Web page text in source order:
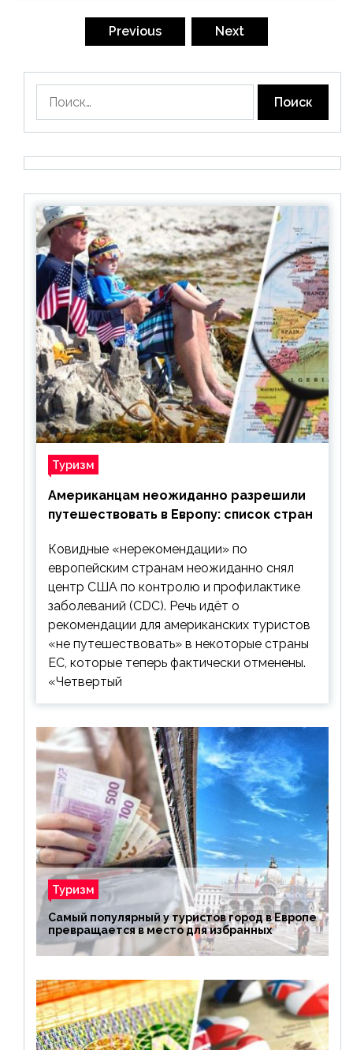
Previous Next
Туризм
Американцам неожиданно разрешили
путешествовать в Европу: список стран
Ковидные «нерекомендации» по
европейским странам неожиданно снял
центр США по контролю и профилактике
заболеваний (CDC). Речь идёт о
рекомендации для американских туристов
«не путешествовать» в некоторые страны
ЕС, которые теперь фактически отменены.
«Четвертый
Туризм
Самый популярный у туристов город в Европе
превращается в место для избранных